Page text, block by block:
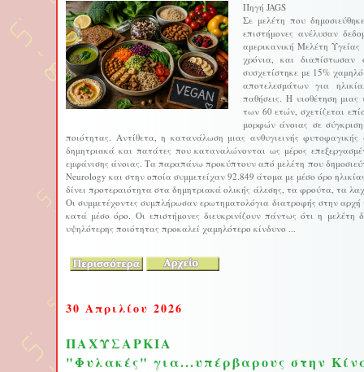
Πηγή JAGS
Σε μελέτη που
επιστήμονες ανέλυσαν
αμερικανική Μελέτη
χρόνια, και
συσχετίστηκε με 15%
αποτελεσμάτων για
παθήσεις. Η υιοθέτηση
των 60 ετών, σχετίζεται
μορφών άνοιας σε
ποιότητας. Αντίθετα, η κατανάλωση μιας ανθυγιεινής
δημητριακά και πατάτες που καταναλώνονται ως μέρος
εμφάνισης άνοιας. Τα παραπάνω προκύπτουν από μελέτη που
Neurology και στην οποία συμμετείχαν 92.849 άτομα με μέσο όρο
δίνει προτεραιότητα στα δημητριακά ολικής άλεσης, τα φρούτα, τα
Οι συμμετέχοντες συμπλήρωσαν ερωτηματολόγια διατροφής στην
κατά μέσο όρο. Οι επιστήμονες διευκρινίζουν πάντως ότι η
υψηλότερης ποιότητας προκαλεί χαμηλότερο κίνδυνο ...
30 Απριλίου 2026
ΠΑΧΥΣΑΡΚΙΑ
"Φυλακές" για...υπέρβαρους στην